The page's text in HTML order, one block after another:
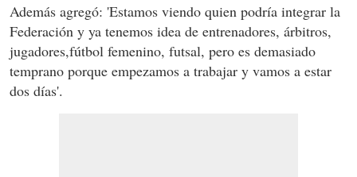
Además agregó: 'Estamos viendo quien podría integrar la
Federación y ya tenemos idea de entrenadores, árbitros,
jugadores,fútbol femenino, futsal, pero es demasiado
temprano porque empezamos a trabajar y vamos a estar
dos días'.